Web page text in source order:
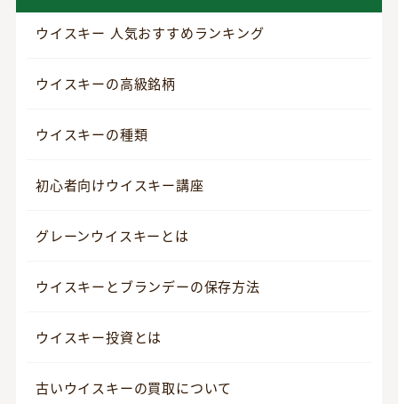
ウイスキー 人気おすすめランキング
ウイスキーの高級銘柄
ウイスキーの種類
初心者向けウイスキー講座
グレーンウイスキーとは
ウイスキーとブランデーの保存方法
ウイスキー投資とは
古いウイスキーの買取について